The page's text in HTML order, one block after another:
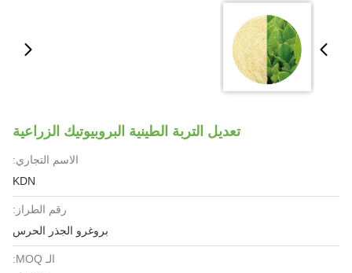
تعديل التربة الطينية البروبيوتيك الزراعية
الاسم التجاري:
KDN
رقم الطراز:
بروغرو الجذر الحرس
الـ MOQ: